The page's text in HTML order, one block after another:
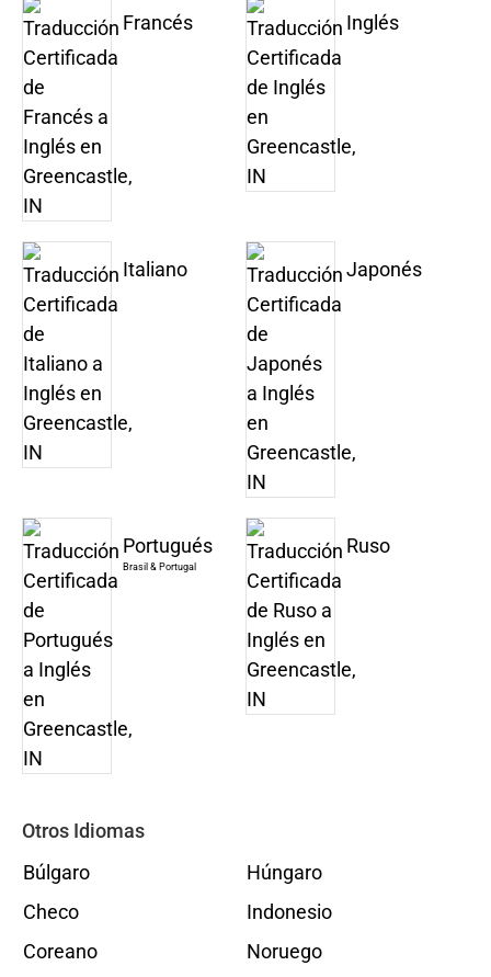
Francés Inglés
Italiano Japonés
Portugués
Brasil & Portugal
Ruso
Otros Idiomas
Búlgaro
Checo
Coreano
Húngaro
Indonesio
Noruego